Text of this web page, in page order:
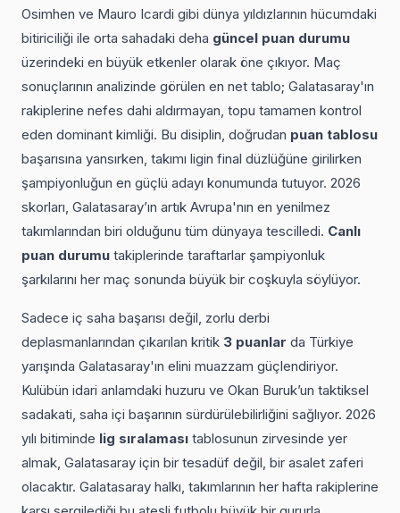
Osimhen ve Mauro Icardi gibi dünya yıldızlarının hücumdaki
bitiriciliği ile orta sahadaki deha güncel puan durumu
üzerindeki en büyük etkenler olarak öne çıkıyor. Maç
sonuçlarının analizinde görülen en net tablo; Galatasaray'ın
rakiplerine nefes dahi aldırmayan, topu tamamen kontrol
eden dominant kimliği. Bu disiplin, doğrudan puan tablosu
başarısına yansırken, takımı ligin final düzlüğüne girilirken
şampiyonluğun en güçlü adayı konumunda tutuyor. 2026
skorları, Galatasaray’ın artık Avrupa'nın en yenilmez
takımlarından biri olduğunu tüm dünyaya tescilledi. Canlı
puan durumu takiplerinde taraftarlar şampiyonluk
şarkılarını her maç sonunda büyük bir coşkuyla söylüyor.
Sadece iç saha başarısı değil, zorlu derbi
deplasmanlarından çıkarılan kritik 3 puanlar da Türkiye
yarışında Galatasaray'ın elini muazzam güçlendiriyor.
Kulübün idari anlamdaki huzuru ve Okan Buruk’un taktiksel
sadakati, saha içi başarının sürdürülebilirliğini sağlıyor. 2026
yılı bitiminde lig sıralaması tablosunun zirvesinde yer
almak, Galatasaray için bir tesadüf değil, bir asalet zaferi
olacaktır. Galatasaray halkı, takımlarının her hafta rakiplerine